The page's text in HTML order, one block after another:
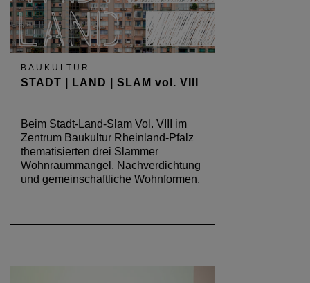
BAUKULTUR
STADT | LAND | SLAM vol. VIII
Beim Stadt-Land-Slam Vol. VIII im
Zentrum Baukultur Rheinland-Pfalz
thematisierten drei Slammer
Wohnraummangel, Nachverdichtung
und gemeinschaftliche Wohnformen.